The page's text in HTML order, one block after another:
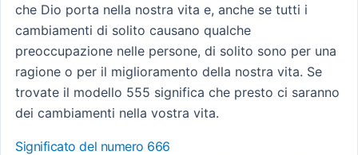
che Dio porta nella nostra vita e, anche se tutti i
cambiamenti di solito causano qualche
preoccupazione nelle persone, di solito sono per una
ragione o per il miglioramento della nostra vita. Se
trovate il modello 555 significa che presto ci saranno
dei cambiamenti nella vostra vita.
Significato del numero 666